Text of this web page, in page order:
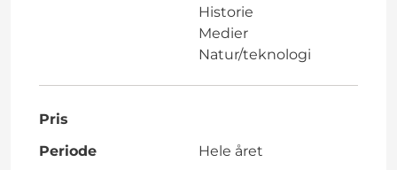
Historie
Medier
Natur/teknologi
Pris
Periode
Hele året